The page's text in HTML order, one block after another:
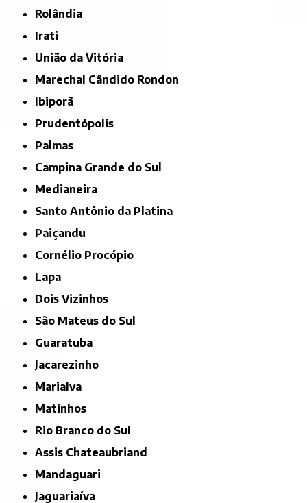
Rolândia
Irati
União da Vitória
Marechal Cândido Rondon
Ibiporã
Prudentópolis
Palmas
Campina Grande do Sul
Medianeira
Santo Antônio da Platina
Paiçandu
Cornélio Procópio
Lapa
Dois Vizinhos
São Mateus do Sul
Guaratuba
Jacarezinho
Marialva
Matinhos
Rio Branco do Sul
Assis Chateaubriand
Mandaguari
Jaguariaíva